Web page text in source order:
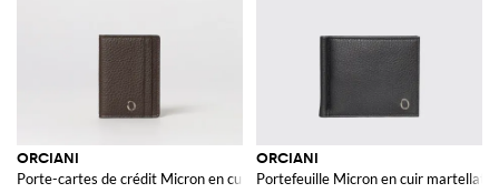
ORCIANI
Porte-cartes de crédit Micron en cuir martellato
ORCIANI
Portefeuille Micron en cuir martellato